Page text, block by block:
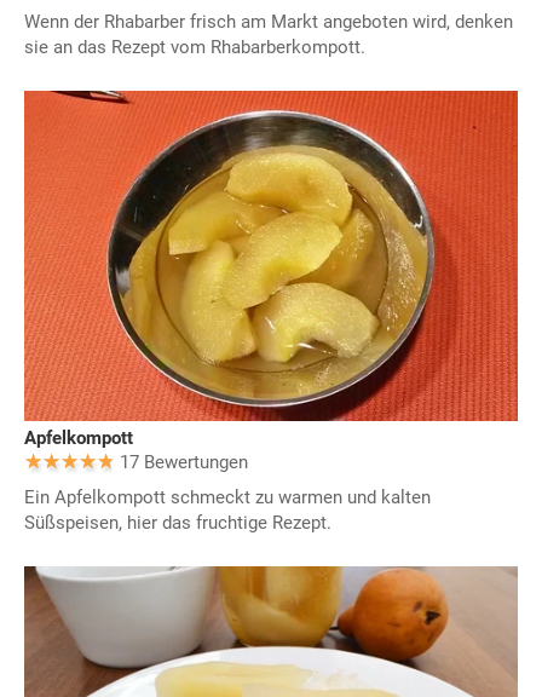
Wenn der Rhabarber frisch am Markt angeboten wird, denken
sie an das Rezept vom Rhabarberkompott.
Apfelkompott
17 Bewertungen
Ein Apfelkompott schmeckt zu warmen und kalten
Süßspeisen, hier das fruchtige Rezept.